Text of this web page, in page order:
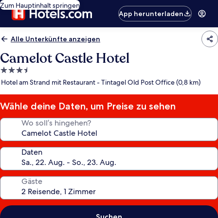
Zum Hauptinhalt springen
App herunterladen
Alle Unterkünfte anzeigen
Camelot Castle Hotel
3.5-
Sterne-
Hotel am Strand mit Restaurant - Tintagel Old Post Office (0,8 km)
Wähle deine Daten, um Preise zu sehen
Wo soll’s hingehen?
Daten
Gäste